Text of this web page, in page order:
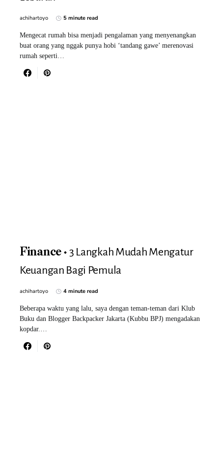
achihartoyo 5 minute read
Mengecat rumah bisa menjadi pengalaman yang menyenangkan
buat orang yang nggak punya hobi ‘tandang gawe’ merenovasi
rumah seperti…
Finance
3 Langkah Mudah Mengatur
Keuangan Bagi Pemula
achihartoyo 4 minute read
Beberapa waktu yang lalu, saya dengan teman-teman dari Klub
Buku dan Blogger Backpacker Jakarta (Kubbu BPJ) mengadakan
kopdar.…